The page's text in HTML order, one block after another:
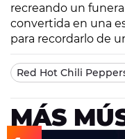
recreando un
convertida en una
para recordarlo de
Red Hot Chili
MÁS